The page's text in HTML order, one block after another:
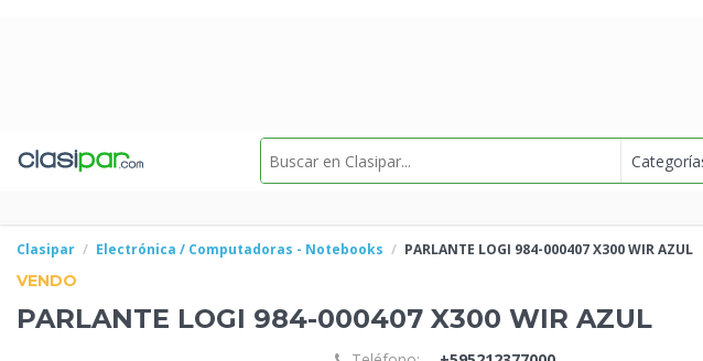
Clasipar Electrónica / Computadoras - Notebooks PARLANTE LOGI 984-000407 X300 WIR AZUL
VENDO
PARLANTE LOGI 984-000407 X300 WIR AZUL